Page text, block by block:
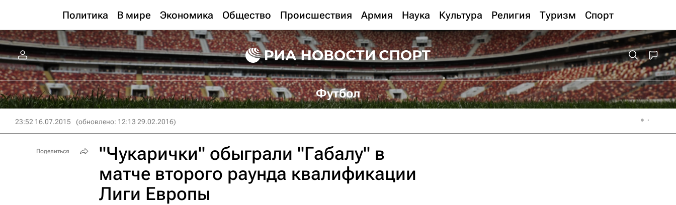
Политика В мире Экономика Общество Происшествия Армия Наука Культура Религия Туризм Спорт
Футбол
23:52 16.07.2015 (обновлено: 12:13 29.02.2016)
"Чукарички" обыграли "Габалу" в
матче второго раунда квалификации
Лиги Европы
Поделиться